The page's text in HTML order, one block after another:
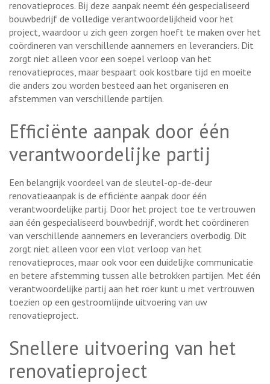
renovatieproces. Bij deze aanpak neemt één gespecialiseerd
bouwbedrijf de volledige verantwoordelijkheid voor het
project, waardoor u zich geen zorgen hoeft te maken over het
coördineren van verschillende aannemers en leveranciers. Dit
zorgt niet alleen voor een soepel verloop van het
renovatieproces, maar bespaart ook kostbare tijd en moeite
die anders zou worden besteed aan het organiseren en
afstemmen van verschillende partijen.
Efficiënte aanpak door één
verantwoordelijke partij
Een belangrijk voordeel van de sleutel-op-de-deur
renovatieaanpak is de efficiënte aanpak door één
verantwoordelijke partij. Door het project toe te vertrouwen
aan één gespecialiseerd bouwbedrijf, wordt het coördineren
van verschillende aannemers en leveranciers overbodig. Dit
zorgt niet alleen voor een vlot verloop van het
renovatieproces, maar ook voor een duidelijke communicatie
en betere afstemming tussen alle betrokken partijen. Met één
verantwoordelijke partij aan het roer kunt u met vertrouwen
toezien op een gestroomlijnde uitvoering van uw
renovatieproject.
Snellere uitvoering van het
renovatieproject